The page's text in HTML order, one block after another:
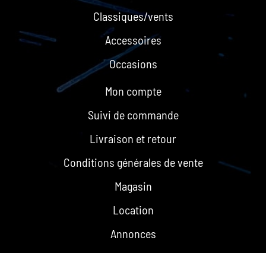
Classiques/vents
Accessoires
Occasions
Mon compte
Suivi de commande
Livraison et retour
Conditions générales de vente
Magasin
Location
Annonces